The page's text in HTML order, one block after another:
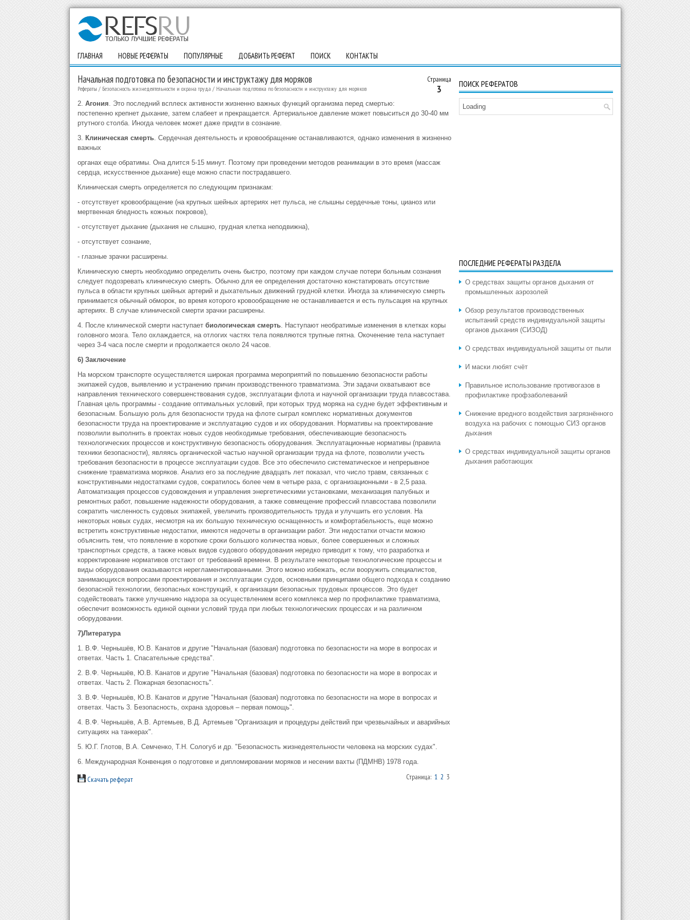
ГЛАВНАЯ НОВЫЕ РЕФЕРАТЫ ПОПУЛЯРНЫЕ ДОБАВИТЬ РЕФЕРАТ ПОИСК КОНТАКТЫ
Страница
3
Начальная подготовка по безопасности и инструктажу для моряков
Рефераты / Безопасность жизнедеятельности и охрана труда / Начальная подготовка по безопасности и инструктажу для моряков
2. Агония. Это последний всплеск активности жизненно важных функций организма перед смертью:
постепенно крепнет дыхание, затем слабеет и прекращается. Артериальное давление может повыситься до 30-40 мм
ртутного столба. Иногда человек может даже придти в сознание.
3. Клиническая смерть. Сердечная деятельность и кровообращение останавливаются, однако изменения в жизненно
важных
органах еще обратимы. Она длится 5-15 минут. Поэтому при проведении методов реанимации в это время (массаж
сердца, искусственное дыхание) еще можно спасти пострадавшего.
Клиническая смерть определяется по следующим признакам:
- отсутствует кровообращение (на крупных шейных артериях нет пульса, не слышны сердечные тоны, цианоз или
мертвенная бледность кожных покровов),
- отсутствует дыхание (дыхания не слышно, грудная клетка неподвижна),
- отсутствует сознание,
- глазные зрачки расширены.
Клиническую смерть необходимо определить очень быстро, поэтому при каждом случае потери больным сознания
следует подозревать клиническую смерть. Обычно для ее определения достаточно констатировать отсутствие
пульса в области крупных шейных артерий и дыхательных движений грудной клетки. Иногда за клиническую смерть
принимается обычный обморок, во время которого кровообращение не останавливается и есть пульсация на крупных
артериях. В случае клинической смерти зрачки расширены.
4. После клинической смерти наступает биологическая смерть. Наступают необратимые изменения в клетках коры
головного мозга. Тело охлаждается, на отлогих частях тела появляются трупные пятна. Окоченение тела наступает
через 3-4 часа после смерти и продолжается около 24 часов.
6) Заключение
На морском транспорте осуществляется широкая программа мероприятий по повышению безопасности работы
экипажей судов, выявлению и устранению причин производственного травматизма. Эти задачи охватывают все
направления технического совершенствования судов, эксплуатации флота и научной организации труда плавсостава.
Главная цель программы - создание оптимальных условий, при которых труд моряка на судне будет эффективным и
безопасным. Большую роль для безопасности труда на флоте сыграл комплекс нормативных документов
безопасности труда на проектирование и эксплуатацию судов и их оборудования. Нормативы на проектирование
позволили выполнить в проектах новых судов необходимые требования, обеспечивающие безопасность
технологических процессов и конструктивную безопасность оборудования. Эксплуатационные нормативы (правила
техники безопасности), являясь органической частью научной организации труда на флоте, позволили учесть
требования безопасности в процессе эксплуатации судов. Все это обеспечило систематическое и непрерывное
снижение травматизма моряков. Анализ его за последние двадцать лет показал, что число травм, связанных с
конструктивными недостатками судов, сократилось более чем в четыре раза, с организационными - в 2,5 раза.
Автоматизация процессов судовождения и управления энергетическими установками, механизация палубных и
ремонтных работ, повышение надежности оборудования, а также совмещение профессий плавсостава позволили
сократить численность судовых экипажей, увеличить производительность труда и улучшить его условия. На
некоторых новых судах, несмотря на их большую техническую оснащенность и комфортабельность, еще можно
встретить конструктивные недостатки, имеются недочеты в организации работ. Эти недостатки отчасти можно
объяснить тем, что появление в короткие сроки большого количества новых, более совершенных и сложных
транспортных средств, а также новых видов судового оборудования нередко приводит к тому, что разработка и
корректирование нормативов отстают от требований времени. В результате некоторые технологические процессы и
виды оборудования оказываются нерегламентированными. Этого можно избежать, если вооружить специалистов,
занимающихся вопросами проектирования и эксплуатации судов, основными принципами общего подхода к созданию
безопасной технологии, безопасных конструкций, к организации безопасных трудовых процессов. Это будет
содействовать также улучшению надзора за осуществлением всего комплекса мер по профилактике травматизма,
обеспечит возможность единой оценки условий труда при любых технологических процессах и на различном
оборудовании.
7)Литература
1. В.Ф. Чернышёв, Ю.В. Канатов и другие "Начальная (базовая) подготовка по безопасности на море в вопросах и
ответах. Часть 1. Спасательные средства".
2. В.Ф. Чернышёв, Ю.В. Канатов и другие "Начальная (базовая) подготовка по безопасности на море в вопросах и
ответах. Часть 2. Пожарная безопасность".
3. В.Ф. Чернышёв, Ю.В. Канатов и другие "Начальная (базовая) подготовка по безопасности на море в вопросах и
ответах. Часть 3. Безопасность, охрана здоровья – первая помощь".
4. В.Ф. Чернышёв, А.В. Артемьев, В.Д. Артемьев "Организация и процедуры действий при чрезвычайных и аварийных
ситуациях на танкерах".
5. Ю.Г. Глотов, В.А. Семченко, Т.Н. Сологуб и др. "Безопасность жизнедеятельности человека на морских судах".
6. Международная Конвенция о подготовке и дипломировании моряков и несении вахты (ПДМНВ) 1978 года.
Скачать реферат Страница: 1 2 3
ПОИСК РЕФЕРАТОВ
Loading
ПОСЛЕДНИЕ РЕФЕРАТЫ РАЗДЕЛА
О средствах защиты органов дыхания от
промышленных аэрозолей
Обзор результатов производственных
испытаний средств индивидуальной защиты
органов дыхания (СИЗОД)
О средствах индивидуальной защиты от пыли
И маски любят счёт
Правильное использование противогазов в
профилактике профзаболеваний
Снижение вредного воздействия загрязнённого
воздуха на рабочих с помощью СИЗ органов
дыхания
О средствах индивидуальной защиты органов
дыхания работающих